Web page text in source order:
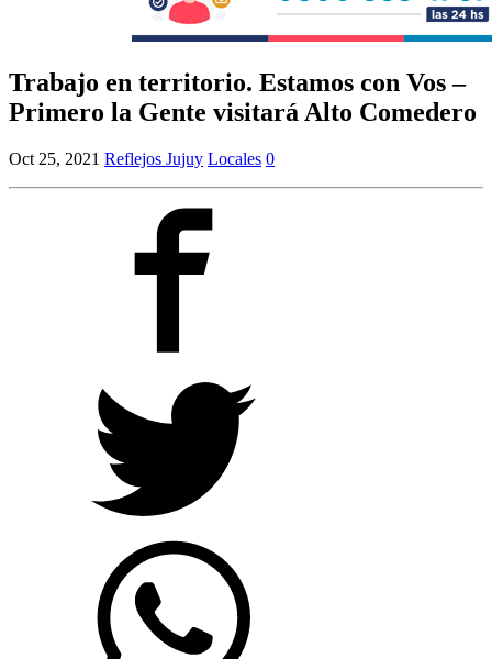
Trabajo en territorio. Estamos con Vos –
Primero la Gente visitará Alto Comedero
Oct 25, 2021 Reflejos Jujuy Locales 0